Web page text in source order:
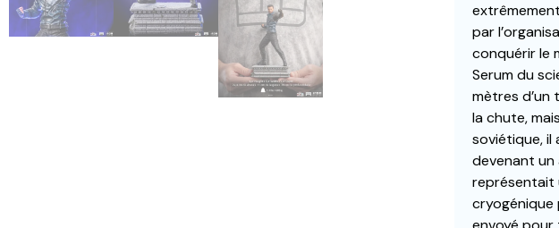
par
conquérir le
Serum du
mètres d’un
la chute,
soviétique, il
devenant un
représentait
cryogénique